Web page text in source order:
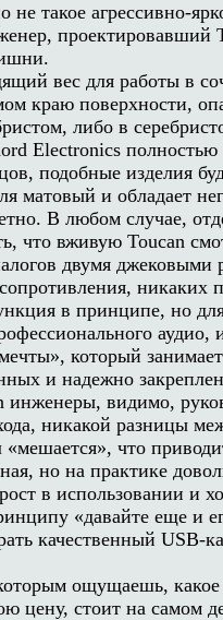
такое агрессивно-
проектировавший
вес для работы в
краю поверхности,
либо в
Electronics полностью
подобные изделия
матовый и обладает
В любом случае,
что вживую Toucan
двумя
в принципе, но
который
и надежно
видимо,
никакой разницы
что
но на практике
в использовании и
«давайте еще
качественный
ощущаешь,
цену, стоит на самом